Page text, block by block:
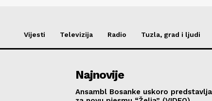
Vijesti Televizija Radio Tuzla, grad i ljudi
Najnovije
Ansambl Bosanke uskoro